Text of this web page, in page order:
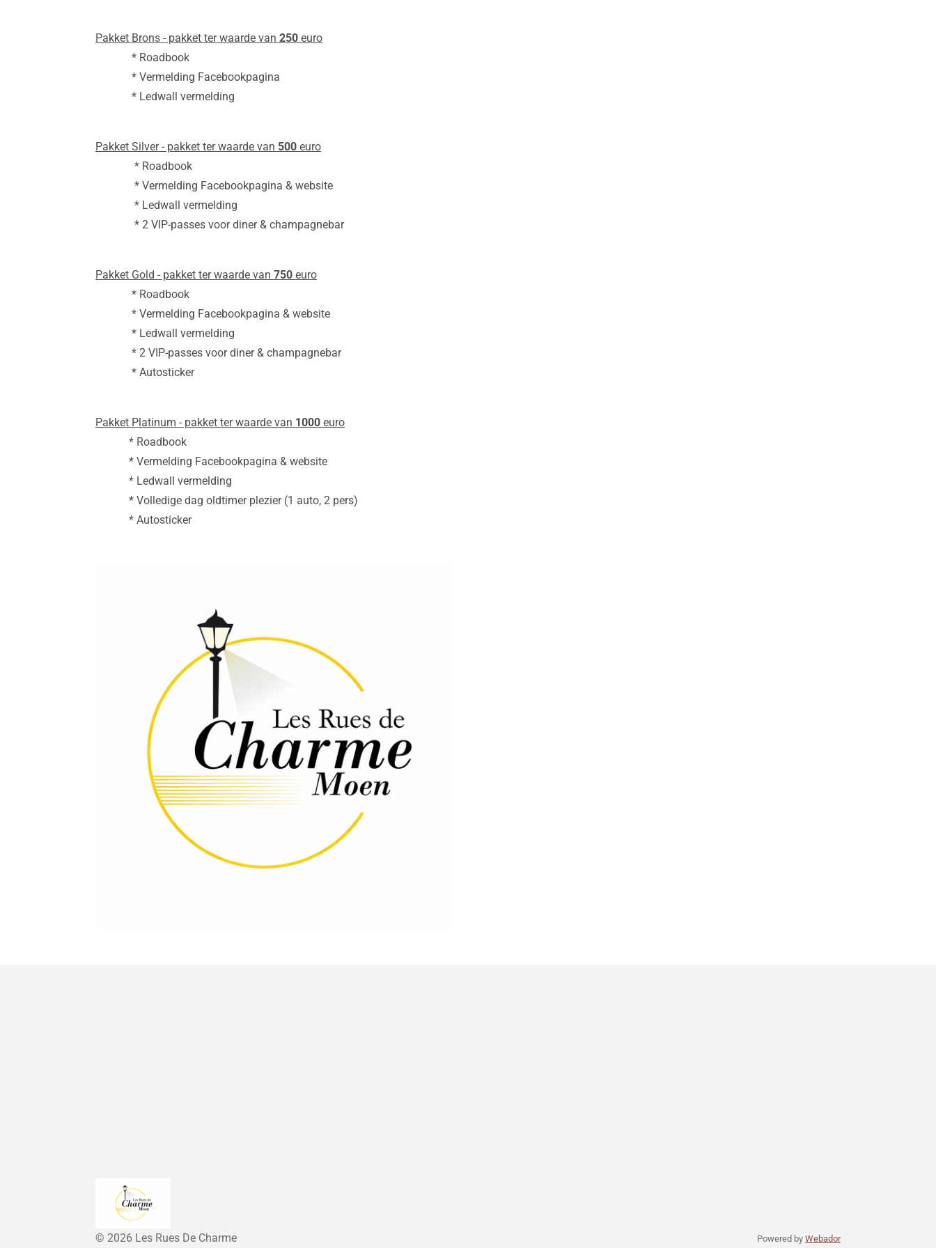
Pakket Brons - pakket ter waarde van 250 euro
* Roadbook
* Vermelding Facebookpagina
* Ledwall vermelding
Pakket Silver - pakket ter waarde van 500 euro
* Roadbook
* Vermelding Facebookpagina & website
* Ledwall vermelding
* 2 VIP-passes voor diner & champagnebar
Pakket Gold - pakket ter waarde van 750 euro
* Roadbook
* Vermelding Facebookpagina & website
* Ledwall vermelding
* 2 VIP-passes voor diner & champagnebar
* Autosticker
Pakket Platinum - pakket ter waarde van 1000 euro
* Roadbook
* Vermelding Facebookpagina & website
* Ledwall vermelding
* Volledige dag oldtimer plezier (1 auto, 2 pers)
* Autosticker
© 2026 Les Rues De Charme Powered by Webador